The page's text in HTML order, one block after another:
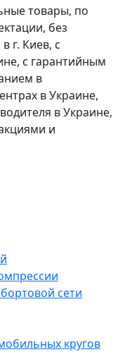
товары, по
без
г. Киев, с
с гарантийным
в
в Украине,
в Украине,
и
сети
кругов